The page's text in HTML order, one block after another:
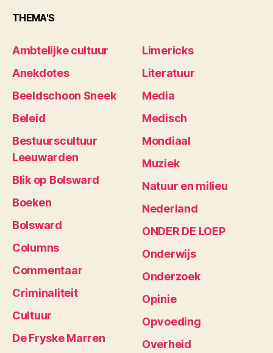
THEMA'S
Ambtelijke cultuur
Anekdotes
Beeldschoon Sneek
Beleid
Bestuurscultuur
Leeuwarden
Blik op Bolsward
Boeken
Bolsward
Columns
Commentaar
Criminaliteit
Cultuur
De Fryske Marren
Limericks
Literatuur
Media
Medisch
Mondiaal
Muziek
Natuur en milieu
Nederland
ONDER DE LOEP
Onderwijs
Onderzoek
Opinie
Opvoeding
Overheid